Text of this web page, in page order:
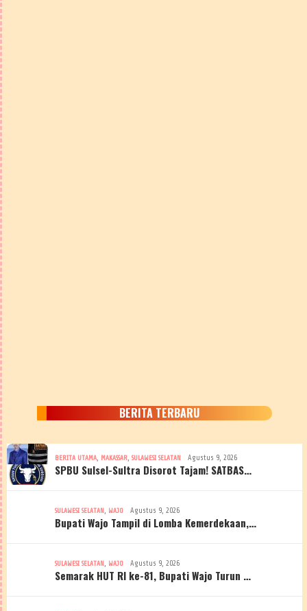
BERITA TERBARU
BERITA UTAMA, MAKASSAR, SULAWESI SELATAN Agustus 9, 2026
SPBU Sulsel-Sultra Disorot Tajam! SATBAS…
SULAWESI SELATAN, WAJO Agustus 9, 2026
Bupati Wajo Tampil di Lomba Kemerdekaan,…
SULAWESI SELATAN, WAJO Agustus 9, 2026
Semarak HUT RI ke-81, Bupati Wajo Turun …